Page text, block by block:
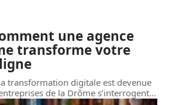
une agence
transforme votre
transformation digitale est devenue
de la Drôme s’interrogent…